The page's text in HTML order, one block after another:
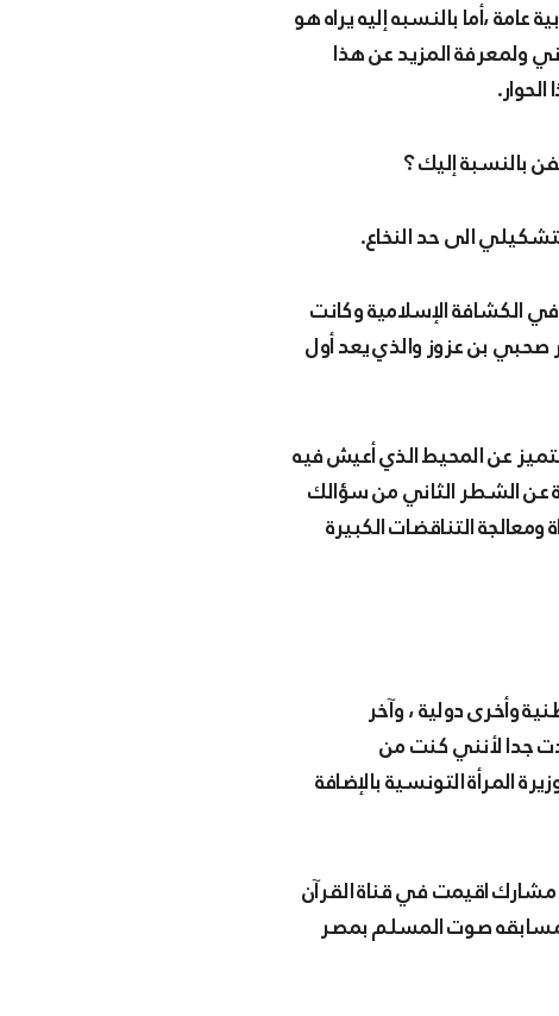
عامة ،أما بالنسبه إليه يراه هو
ولمعرفة المزيد عن هذا
بالنسبة إليك ؟
الى حد النخاع.
الكشافة الإسلامية وكانت
الى الدكتور صحبي بن عزوز والذي يعد أول
عن المحيط الذي أعيش فيه
عن الشطر الثاني من سؤالك
التناقضات الكبيرة
وأخرى دولية ، وآخر
جدا لأنني كنت من
المرأة التونسية بالإضافة
على اللقب الرابع في مسابقة حادي الارواح من بين 665منشد مشارك اقيمت في قناة القرآن
مسابقه صوت المسلم بمصر